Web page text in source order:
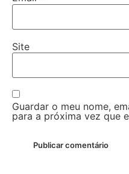
Site
Guardar o meu nome,
para a próxima vez que